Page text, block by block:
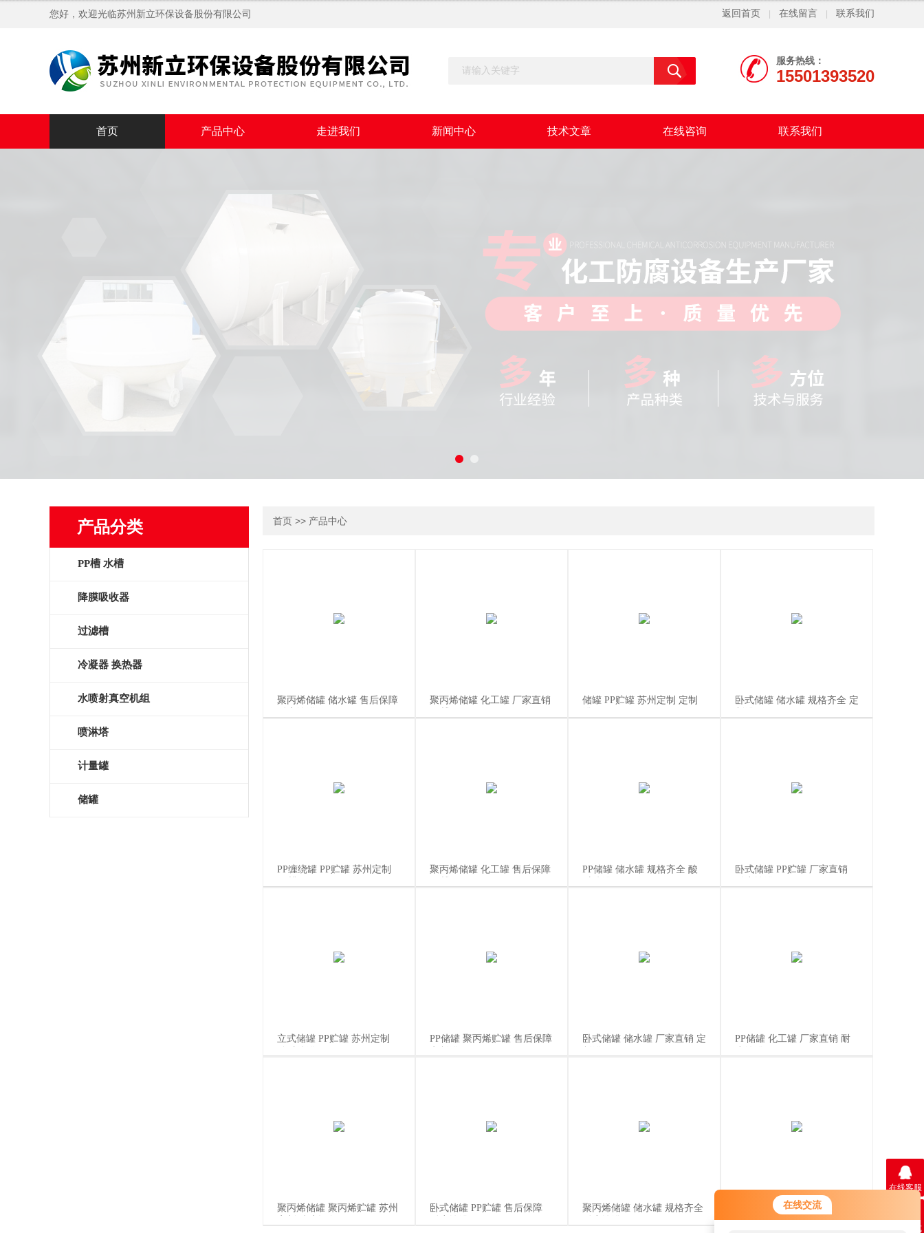
在线交流
您好！欢迎前来咨询，很高兴为您
服务，请问您要咨询什么问题呢？
您好，欢迎光临苏州新立环保设备股份有限公司 返回首页 在线留言 联系我们
服务热线：
15501393520
首页 产品中心 走进我们 新闻中心 技术文章 在线咨询 联系我们
产品分类
PP槽 水槽
降膜吸收器
过滤槽
冷凝器 换热器
水喷射真空机组
喷淋塔
计量罐
储罐
首页 >> 产品中心
聚丙烯储罐 储水罐 售后保障
聚丙烯储罐 化工罐 厂家直销
储罐 PP贮罐 苏州定制 定制
卧式储罐 储水罐 规格齐全 定
PP缠绕罐 PP贮罐 苏州定制
聚丙烯储罐 化工罐 售后保障
PP储罐 储水罐 规格齐全 酸
卧式储罐 PP贮罐 厂家直销
立式储罐 PP贮罐 苏州定制
PP储罐 聚丙烯贮罐 售后保障
卧式储罐 储水罐 厂家直销 定
PP储罐 化工罐 厂家直销 耐
聚丙烯储罐 聚丙烯贮罐 苏州
卧式储罐 PP贮罐 售后保障
聚丙烯储罐 储水罐 规格齐全
PP储罐 化工罐 苏州定制 耐
腐蚀罐
在线客服
联系方式